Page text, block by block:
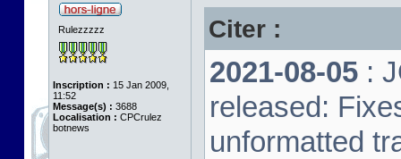
Rulezzzzz
Inscription : 15 Jan 2009,
11:52
Message(s) : 3688
Localisation : CPCrulez
botnews
Citer :
2021-08-05 :
released:
unformatted